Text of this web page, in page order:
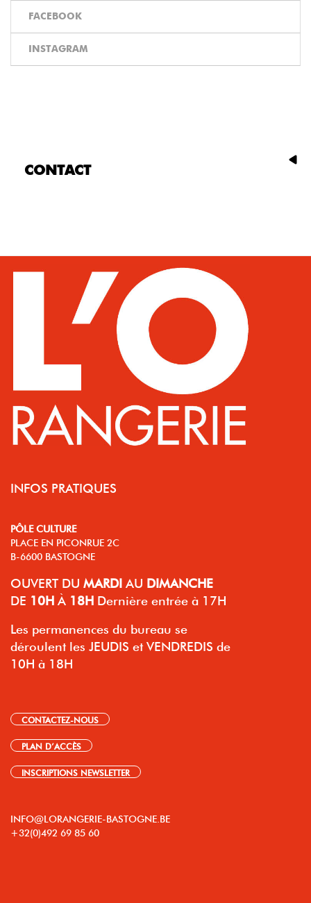
FACEBOOK
INSTAGRAM
CONTACT
INFOS PRATIQUES
PÔLE CULTURE
PLACE EN PICONRUE 2C
B-6600 BASTOGNE
OUVERT DU MARDI AU DIMANCHE
DE 10H À 18H Dernière entrée à 17H
Les permanences du bureau se
déroulent les JEUDIS et VENDREDIS de
10H à 18H
CONTACTEZ-NOUS
PLAN D’ACCÈS
INSCRIPTIONS NEWSLETTER
INFO@LORANGERIE-BASTOGNE.BE
+32(0)492 69 85 60